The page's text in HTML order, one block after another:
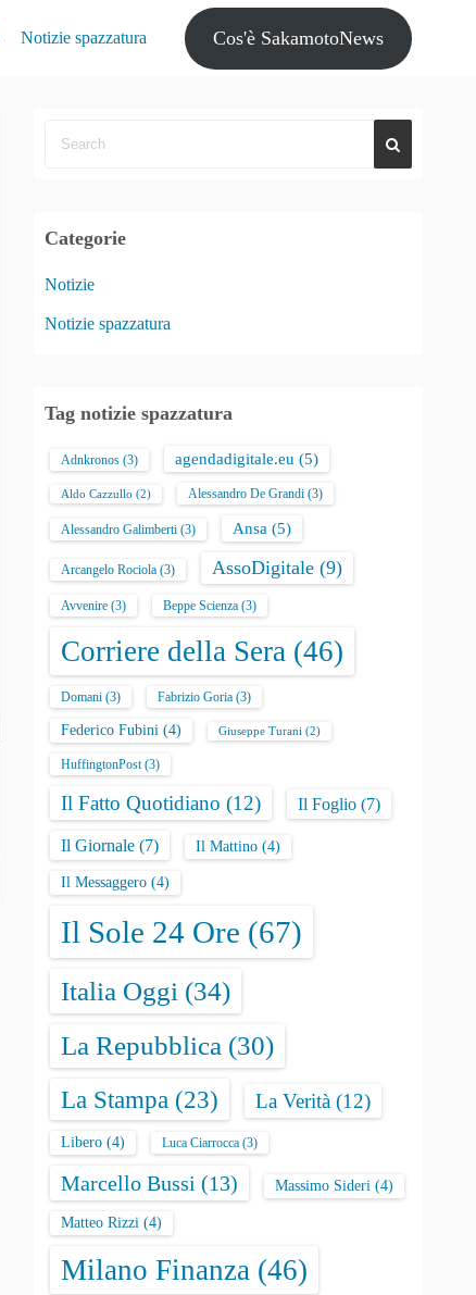
Notizie spazzatura Cos'è SakamotoNews
Categorie
Notizie
Notizie spazzatura
Tag notizie spazzatura
Adnkronos (3) agendadigitale.eu (5)
Aldo Cazzullo (2) Alessandro De Grandi (3)
Alessandro Galimberti (3) Ansa (5)
Arcangelo Rociola (3) AssoDigitale (9)
Avvenire (3) Beppe Scienza (3)
Corriere della Sera (46)
Domani (3) Fabrizio Goria (3)
Federico Fubini (4) Giuseppe Turani (2)
HuffingtonPost(3)
Il Fatto Quotidiano (12) Il Foglio (7)
Il Giornale (7) Il Mattino (4)
Il Messaggero (4)
Il Sole 24 Ore (67)
Italia Oggi (34)
La Repubblica (30)
La Stampa (23) La Verità (12)
Libero (4) Luca Ciarrocca (3)
Marcello Bussi (13) Massimo Sideri (4)
Matteo Rizzi (4)
Milano Finanza (46)